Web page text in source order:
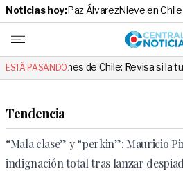
Noticias hoy:Paz ÁlvarezNieve en Chile
ESTÁ PASANDO:
de Chile: Revisa si la tuya está en la
Tendencia
“Mala clase” y “perkin”: Mauricio
indignación total tras lanzar